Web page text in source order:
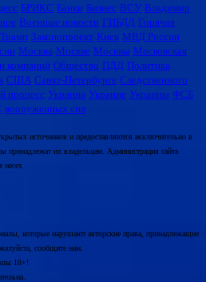
БРИКС Банки Бизнес ВСУ Владимир
Военные новости ГИБДД Горячая
Законопроект Киев МВД России
Москва Москве Москвы Московская
компаний Общество ПДД Политика
США Санкт-Петербурге Следственного
процесс Украина Украине Украины ФСБ
вооруженных сил
источников и предоставляются исключительно в
принадлежат их владельцам. Администрация сайта
несет.
которые нарушают авторские права, принадлежащие
сообщите нам.
18+!